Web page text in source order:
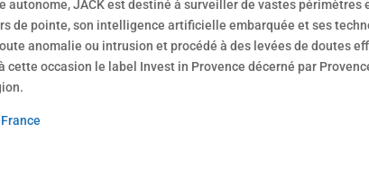
autonome, JACK est destiné à surveiller de vastes
de pointe, son intelligence artificielle embarquée et ses
anomalie ou intrusion et procédé à des levées de doutes
cette occasion le label Invest in Provence décerné par